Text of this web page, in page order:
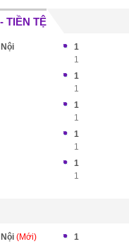
TIỀN TỆ
1
1
1
1
1
1
1
1
1
1
(Mới)
1